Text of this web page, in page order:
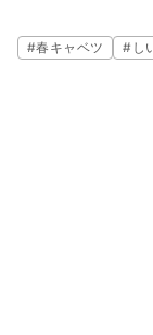
スパゲティに仕上げ
最後にしょうゆを加
しください。
#春キャベツ # し